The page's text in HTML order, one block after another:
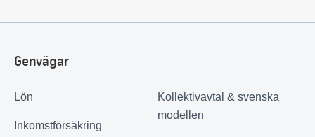
Genvägar
Lön
Inkomstförsäkring
Kollektivavtal & svenska
modellen